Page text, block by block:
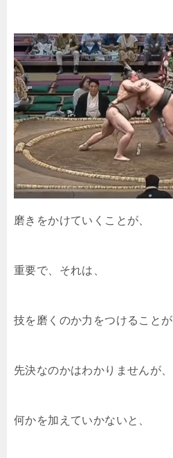
磨きをかけていくことが、
重要で、それは、
技を磨くのか力をつけることが
先決なのかはわかりませんが、
何かを加えていかないと、